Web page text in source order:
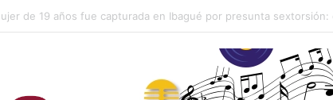
Jorge Messi, padre de Lionel Messi, a los 68 años